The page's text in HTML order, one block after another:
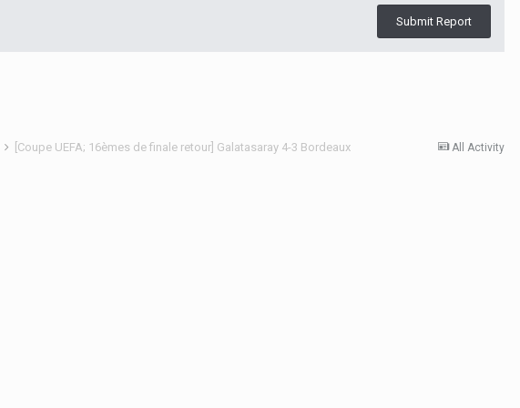
Submit Report
All Activity
[Coupe UEFA; 16èmes de finale retour] Galatasaray 4-3 Bordeaux